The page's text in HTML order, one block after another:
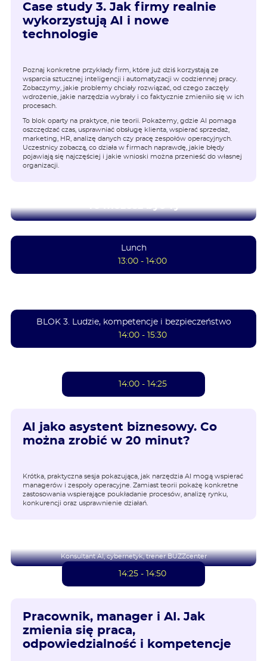
Case study 3. Jak firmy realnie
wykorzystują AI i nowe
technologie
Poznaj konkretne przykłady firm, które już dziś korzystają ze
wsparcia sztucznej inteligencji i automatyzacji w codziennej pracy.
Zobaczymy, jakie problemy chciały rozwiązać, od czego zaczęły
wdrożenie, jakie narzędzia wybrały i co faktycznie zmieniło się w ich
procesach.
To blok oparty na praktyce, nie teorii. Pokażemy, gdzie AI pomaga
oszczędzać czas, usprawniać obsługę klienta, wspierać sprzedaż,
marketing, HR, analizę danych czy pracę zespołów operacyjnych.
Uczestnicy zobaczą, co działa w firmach naprawdę, jakie błędy
pojawiają się najczęściej i jakie wnioski można przenieść do własnej
organizacji.
Lunch
13:00 - 14:00
BLOK 3. Ludzie, kompetencje i bezpieczeństwo
14:00 - 15:30
14:00 - 14:25
AI jako asystent biznesowy. Co
można zrobić w 20 minut?
Krótka, praktyczna sesja pokazująca, jak narzędzia AI mogą wspierać
managerów i zespoły operacyjne. Zamiast teorii pokażę konkretne
zastosowania wspierające poukładanie procesów, analizę rynku,
konkurencji oraz usprawnienie działań.
Konsultant AI, cybernetyk, trener BUZZcenter
14:25 - 14:50
Pracownik, manager i AI. Jak
zmienia się praca,
odpowiedzialność i kompetencje